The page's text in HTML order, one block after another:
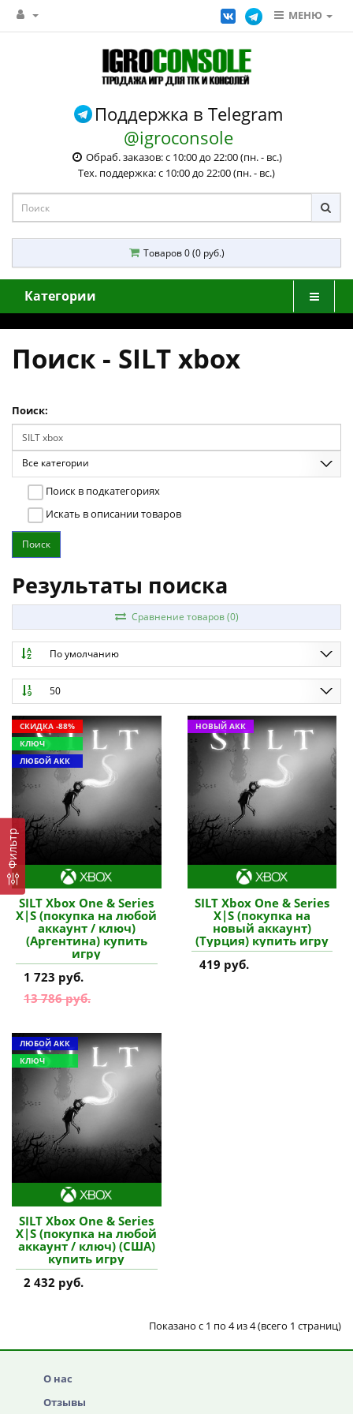
МЕНЮ
Поддержка в Telegram
@igroconsole
Обраб. заказов: с 10:00 до 22:00 (пн. - вс.)
Тех. поддержка: с 10:00 до 22:00 (пн. - вс.)
Товаров 0 (0 руб.)
Категории
Фильтр
Поиск - SILT xbox
Поиск:
Все категории
Поиск в подкатегориях
Искать в описании товаров
Результаты поиска
Сравнение товаров (0)
По умолчанию
50
СКИДКА -88%
КЛЮЧ
ЛЮБОЙ АКК
SILT Xbox One & Series
X|S (покупка на любой
аккаунт / ключ)
(Аргентина) купить
игру
1 723 руб.
13 786 руб.
НОВЫЙ АКК
SILT Xbox One & Series
X|S (покупка на
новый аккаунт)
(Турция) купить игру
419 руб.
ЛЮБОЙ АКК
КЛЮЧ
SILT Xbox One & Series
X|S (покупка на любой
аккаунт / ключ) (США)
купить игру
2 432 руб.
Показано с 1 по 4 из 4 (всего 1 страниц)
О нас
Отзывы